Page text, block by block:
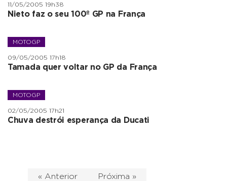
11/05/2005 19h38
Nieto faz o seu 100º GP na França
MOTOGP
09/05/2005 17h18
Tamada quer voltar no GP da França
MOTOGP
02/05/2005 17h21
Chuva destrói esperança da Ducati
« Anterior Próxima »